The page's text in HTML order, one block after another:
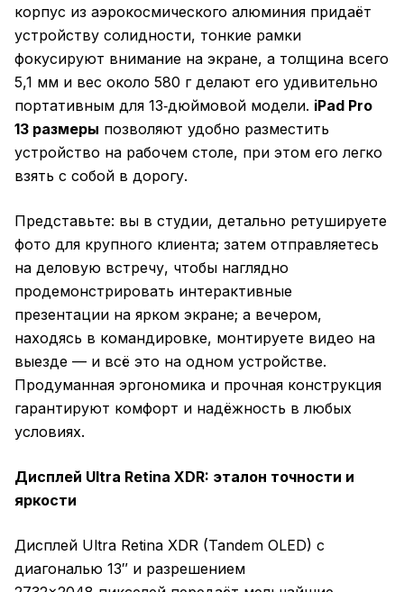
корпус из аэрокосмического алюминия придаёт
устройству солидности, тонкие рамки
фокусируют внимание на экране, а толщина всего
5,1 мм и вес около 580 г делают его удивительно
портативным для 13‑дюймовой модели. iPad Pro
13 размеры позволяют удобно разместить
устройство на рабочем столе, при этом его легко
взять с собой в дорогу.
Представьте: вы в студии, детально ретушируете
фото для крупного клиента; затем отправляетесь
на деловую встречу, чтобы наглядно
продемонстрировать интерактивные
презентации на ярком экране; а вечером,
находясь в командировке, монтируете видео на
выезде — и всё это на одном устройстве.
Продуманная эргономика и прочная конструкция
гарантируют комфорт и надёжность в любых
условиях.
Дисплей Ultra Retina XDR: эталон точности и
яркости
Дисплей Ultra Retina XDR (Tandem OLED) с
диагональю 13″ и разрешением